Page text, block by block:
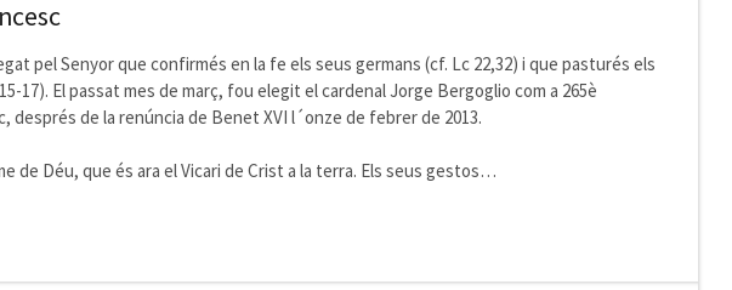
pel Senyor que confirmés en la fe els seus germans (cf. Lc 22,32) i que pasturés els
17). El passat mes de març, fou elegit el cardenal Jorge Bergoglio com a 265è
després de la renúncia de Benet XVI l´onze de febrer de 2013.
de Déu, que és ara el Vicari de Crist a la terra. Els seus gestos…